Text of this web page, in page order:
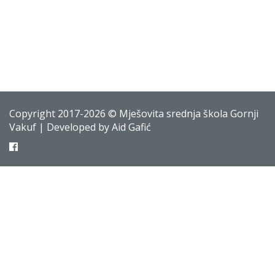
Copyright 2017-2026 © Mješovita srednja škola Gornji
Vakuf | Developed by Aid Gafić